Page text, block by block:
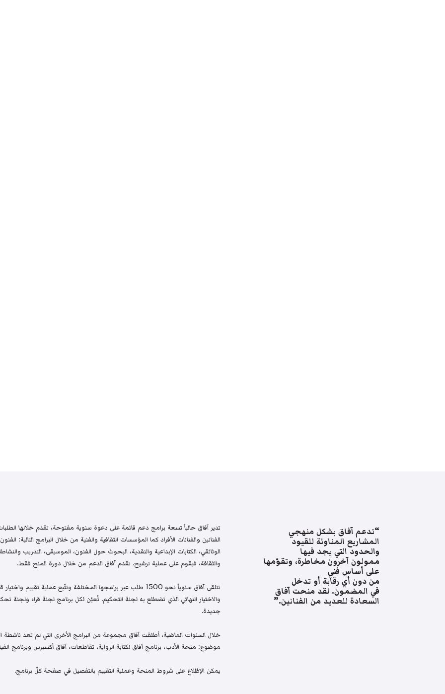
“تدعم آفاق بشكل منهجي
المشاريع المناوئة للقيود
والحدود التي يجد فيها
ممولون آخرون مخاطرة، وتقوّمها
على أساس فني
من دون أي رقابة أو تدخل
في المضمون. لقد منحت آفاق
السعادة للعديد من الفنانين.”
تدير آفاق حالياً تسعة برامج دعم قائمة على دعوة سنوية مفتوحة، تقدم خلالها
الفنانين والفنانات الأفراد كما المؤسسات الثقافية والفنية من خلال البرامج التالية:
الوثائقي، الكتابات الإبداعية والنقدية، البحوث حول الفنون، الموسيقى، التدريب
والثقافة، فيقوم على عملية ترشيح. تقدم آفاق الدعم من خلال دورة المنح فقط.
تتلقى آفاق سنوياً نحو 1500 طلب عبر برامجها المختلفة وتتّبع عملية
والاختيار النهائي الذي تضطلع به لجنة التحكيم. تُعيّن لكل برنامج لجنة قراء
جديدة.
خلال السنوات الماضية، أطلقت آفاق مجموعة من البرامج الأخرى التي لم تعد ناشطة
موضوع: منحة الأدب، برنامج آفاق لكتابة الرواية، تقاطعات، آفاق أكسبرس وبرنامج
يمكن الإطّلاع على شروط المنحة وعملية التقييم بالتفصيل في صفحة كلّ برنامج.